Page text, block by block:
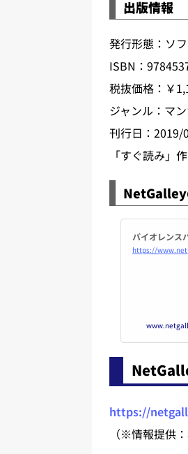
出版情報
発行形態：ソ
ISBN：
税抜価格：￥
ジャンル：マ
刊行日：2019/
「すぐ読み」
NetGalley
バイオレンス
https://
https://
（※情報提供